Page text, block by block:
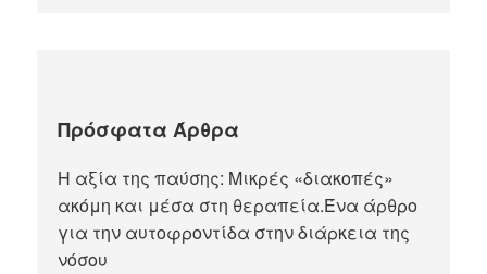
Πρόσφατα Άρθρα
Η αξία της παύσης: Μικρές «διακοπές»
ακόμη και μέσα στη θεραπεία.Ένα άρθρο
για την αυτοφροντίδα στην διάρκεια της
νόσου